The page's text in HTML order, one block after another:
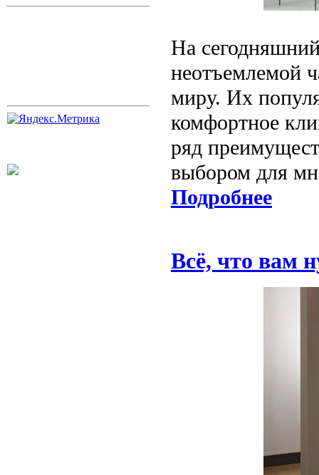
На
неотъемлемой
миру. Их
комфортное
ряд
выбором для
Подробнее
Всё, что вам